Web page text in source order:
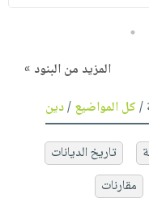
5
المزيد من البنود »
/كل المواضيع/دين
تاريخ الديانات
مقارنات